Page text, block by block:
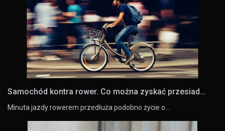
Samochód kontra rower. Co można zyskać przesiad...
Minuta jazdy rowerem przedłuża podobno życie o…